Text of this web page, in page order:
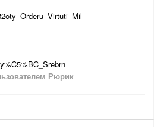
Рюрик